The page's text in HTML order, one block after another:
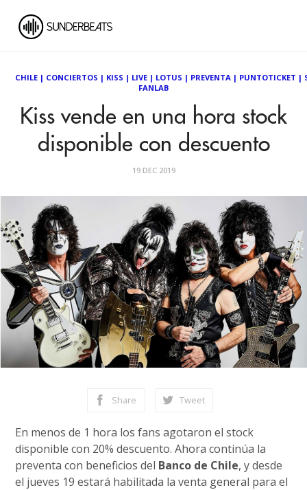
CHILE | CONCIERTOS | KISS | LIVE | LOTUS | PREVENTA | PUNTOTICKET |
FANLAB
Kiss vende en una hora stock
disponible con descuento
19 DEC 2019
Share Tweet
En menos de 1 hora los fans agotaron el stock
disponible con 20% descuento. Ahora continúa la
preventa con beneficios del Banco de Chile, y desde
el jueves 19 estará habilitada la venta general para el